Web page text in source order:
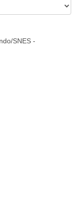
SNES -